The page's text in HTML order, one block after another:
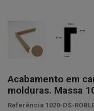
Acabamento em
molduras. Massa
Referência 1020-DS-